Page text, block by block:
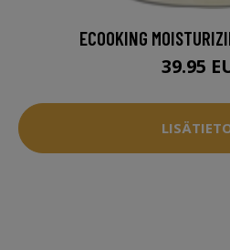
ECOOKING
39.95